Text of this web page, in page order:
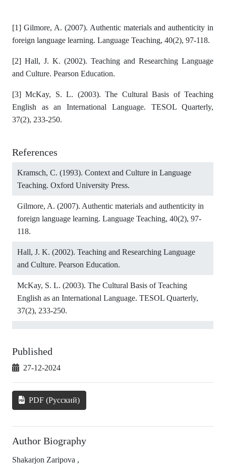
[1] Gilmore, A. (2007). Authentic materials and authenticity in
foreign language learning. Language Teaching, 40(2), 97-118.
[2] Hall, J. K. (2002). Teaching and Researching Language
and Culture. Pearson Education.
[3] McKay, S. L. (2003). The Cultural Basis of Teaching
English as an International Language. TESOL Quarterly,
37(2), 233-250.
References
Kramsch, C. (1993). Context and Culture in Language
Teaching. Oxford University Press.
Gilmore, A. (2007). Authentic materials and authenticity in
foreign language learning. Language Teaching, 40(2), 97-
118.
Hall, J. K. (2002). Teaching and Researching Language
and Culture. Pearson Education.
McKay, S. L. (2003). The Cultural Basis of Teaching
English as an International Language. TESOL Quarterly,
37(2), 233-250.
Published
27-12-2024
PDF (Русский)
Author Biography
Shakarjon Zaripova ,